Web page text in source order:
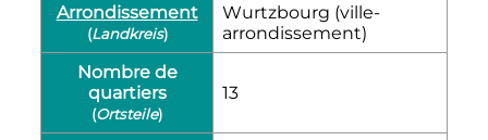
Arrondissement
(Landkreis)
Wurtzbourg (ville-
arrondissement)
Nombre de
quartiers
(Ortsteile)
13